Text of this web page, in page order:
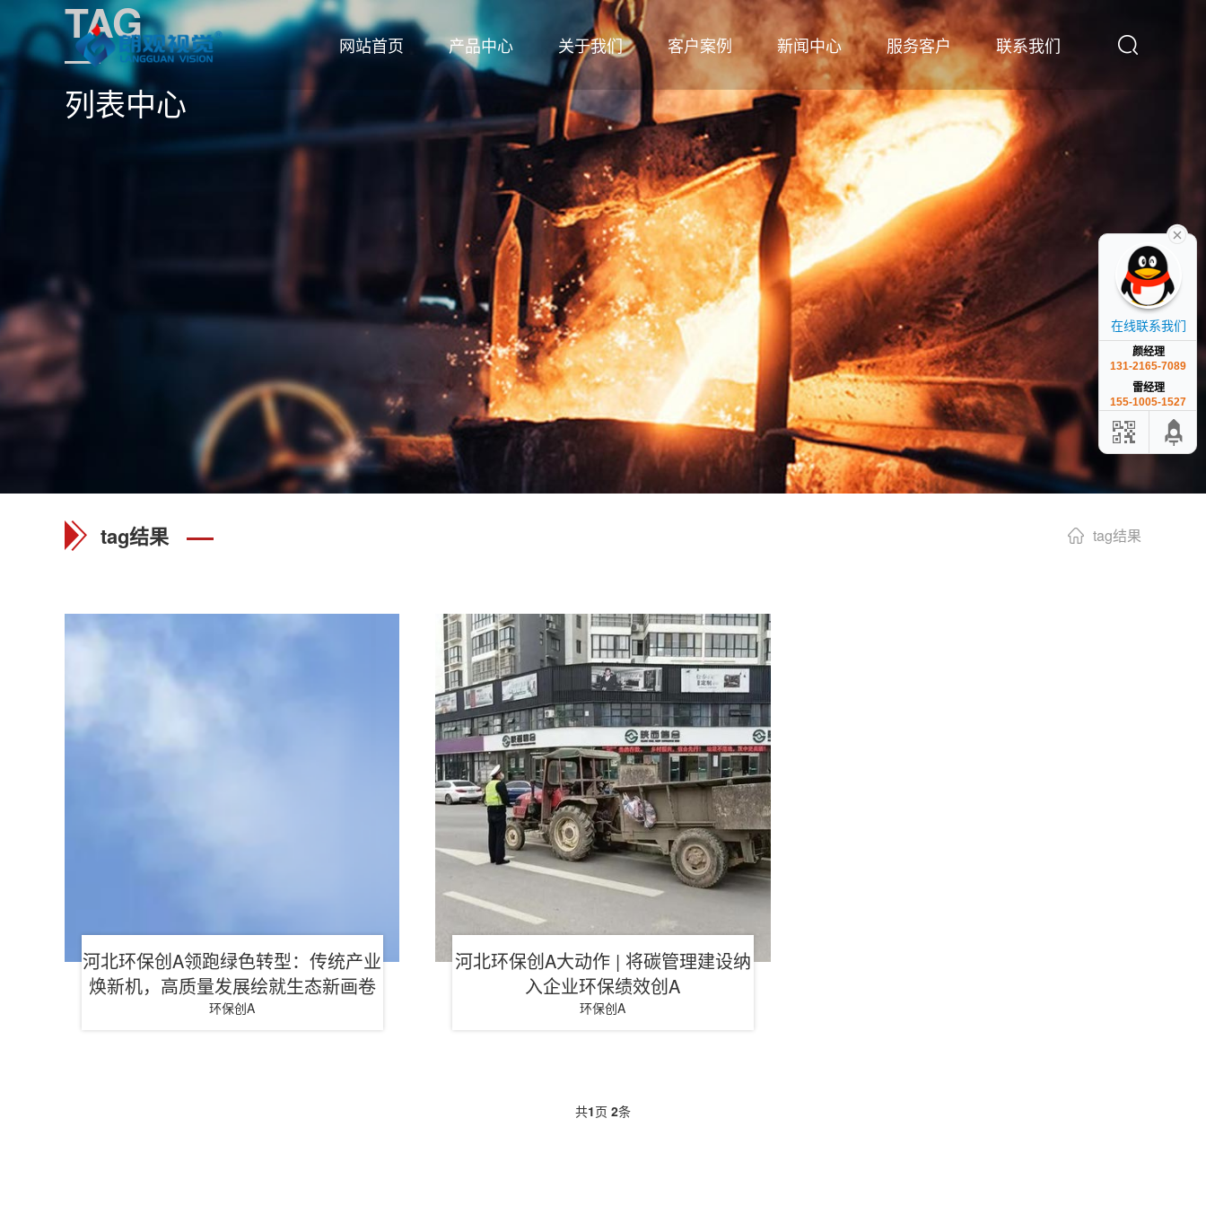
网站首页 产品中心 关于我们 客户案例 新闻中心 服务客户 联系我们
TAG
列表中心
tag结果
tag结果
河北环保创A领跑绿色转型：传统产业
焕新机，高质量发展绘就生态新画卷
环保创A
河北环保创A大动作 | 将碳管理建设纳
入企业环保绩效创A
环保创A
共1页 2条
在线联系我们
颜经理
131-2165-7089
雷经理
155-1005-1527